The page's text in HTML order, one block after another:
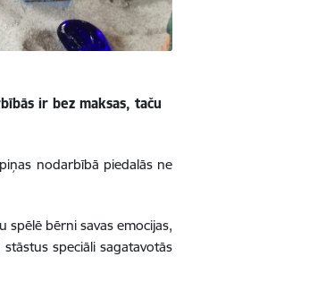
ir bez maksas, taču
nodarbībā piedalās ne
bērni savas emocijas,
speciāli sagatavotās